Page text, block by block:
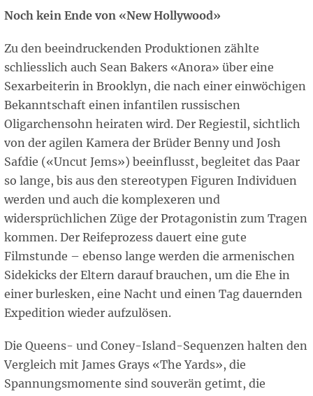
Noch kein Ende von «New Hollywood»
Zu den beeindruckenden Produktionen zählte
schliesslich auch Sean Bakers «Anora» über eine
Sexarbeiterin in Brooklyn, die nach einer einwöchigen
Bekanntschaft einen infantilen russischen
Oligarchensohn heiraten wird. Der Regiestil, sichtlich
von der agilen Kamera der Brüder Benny und Josh
Safdie («Uncut Jems») beeinflusst, begleitet das Paar
so lange, bis aus den stereotypen Figuren Individuen
werden und auch die komplexeren und
widersprüchlichen Züge der Protagonistin zum Tragen
kommen. Der Reifeprozess dauert eine gute
Filmstunde – ebenso lange werden die armenischen
Sidekicks der Eltern darauf brauchen, um die Ehe in
einer burlesken, eine Nacht und einen Tag dauernden
Expedition wieder aufzulösen.
Die Queens- und Coney-Island-Sequenzen halten den
Vergleich mit James Grays «The Yards», die
Spannungsmomente sind souverän getimt, die